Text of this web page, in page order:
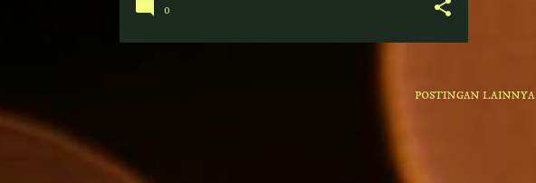
0
POSTINGAN LAINNYA